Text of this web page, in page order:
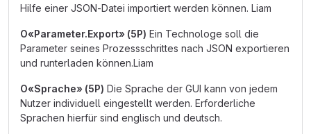
Hilfe einer JSON-Datei importiert werden können. Liam
O«Parameter.Export» (5P) Ein Technologe soll die
Parameter seines Prozessschrittes nach JSON exportieren
und runterladen können.Liam
O«Sprache» (5P) Die Sprache der GUI kann von jedem
Nutzer individuell eingestellt werden. Erforderliche
Sprachen hierfür sind englisch und deutsch.